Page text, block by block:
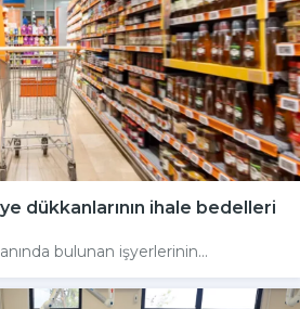
dükkanlarının ihale bedelleri
bulunan işyerlerinin...